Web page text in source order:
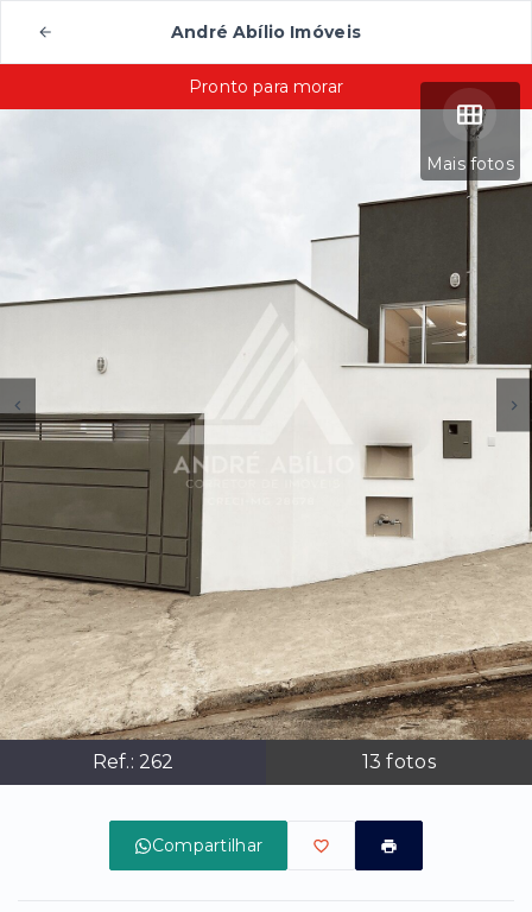
André Abílio Imóveis
Mais fotos
Ref.: 262 13 fotos
Pronto para morar
Compartilhar